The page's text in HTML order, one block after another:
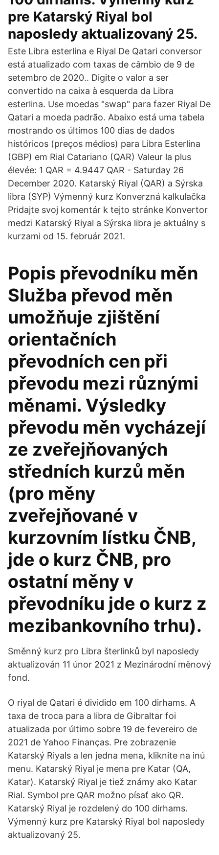
pre Katarský Riyal bol
naposledy aktualizovaný 25.
Este Libra esterlina e Riyal De Qatari conversor
está atualizado com taxas de câmbio de 9 de
setembro de 2020.. Digite o valor a ser
convertido na caixa à esquerda da Libra
esterlina. Use moedas "swap" para fazer Riyal De
Qatari a moeda padrão. Abaixo está uma tabela
mostrando os últimos 100 dias de dados
históricos (preços médios) para Libra Esterlina
(GBP) em Rial Catariano (QAR) Valeur la plus
élevée: 1 QAR = 4.9447 QAR - Saturday 26
December 2020. Katarský Riyal (QAR) a Sýrska
libra (SYP) Výmenný kurz Konverzná kalkulačka
Pridajte svoj komentár k tejto stránke Konvertor
medzi Katarský Riyal a Sýrska libra je aktuálny s
kurzami od 15. február 2021.
Popis převodníku měn
Služba převod měn
umožňuje zjištění
orientačních
převodních cen při
převodu mezi různými
měnami. Výsledky
převodu měn vycházejí
ze zveřejňovaných
středních kurzů měn
(pro měny
zveřejňované v
kurzovním lístku ČNB,
jde o kurz ČNB, pro
ostatní měny v
převodníku jde o kurz z
mezibankovního trhu).
Směnný kurz pro Libra šterlinků byl naposledy
aktualizován 11 únor 2021 z Mezinárodní měnový
fond.
O riyal de Qatari é dividido em 100 dirhams. A
taxa de troca para a libra de Gibraltar foi
atualizada por último sobre 19 de fevereiro de
2021 de Yahoo Finanças. Pre zobrazenie
Katarský Riyals a len jedna mena, kliknite na inú
menu. Katarský Riyal je mena pre Katar (QA,
Katar). Katarský Riyal je tiež známy ako Katar
Rial. Symbol pre QAR možno písať ako QR.
Katarský Riyal je rozdelený do 100 dirhams.
Výmenný kurz pre Katarský Riyal bol naposledy
aktualizovaný 25.